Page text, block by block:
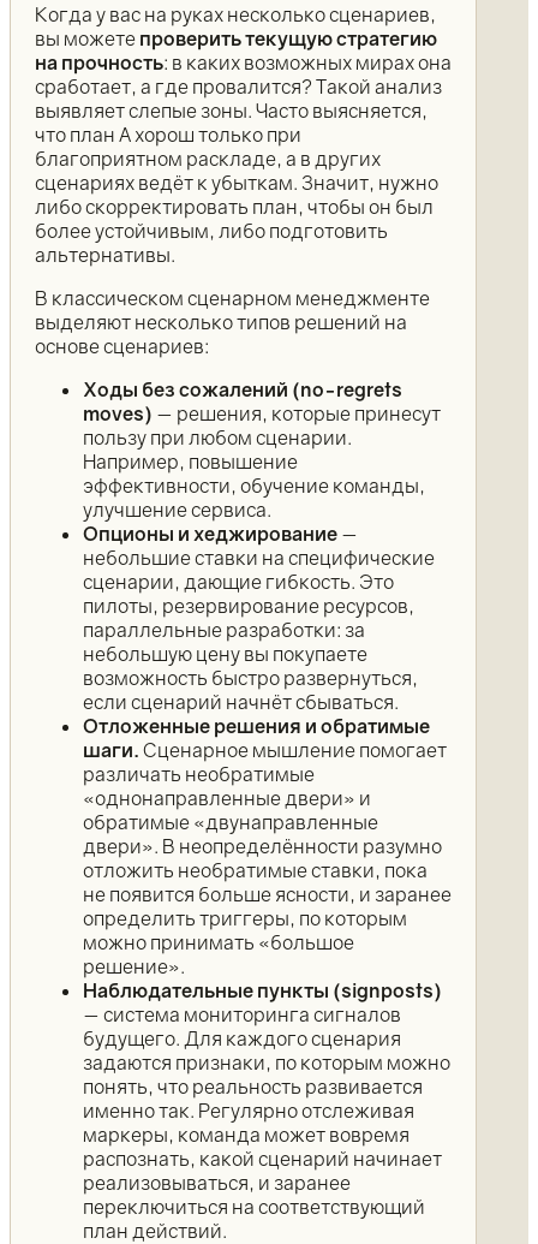
Когда у вас на руках несколько сценариев,
вы можете проверить текущую стратегию
на прочность: в каких возможных мирах она
сработает, а где провалится? Такой анализ
выявляет слепые зоны. Часто выясняется,
что план A хорош только при
благоприятном раскладе, а в других
сценариях ведёт к убыткам. Значит, нужно
либо скорректировать план, чтобы он был
более устойчивым, либо подготовить
альтернативы.
В классическом сценарном менеджменте
выделяют несколько типов решений на
основе сценариев:
Ходы без сожалений (no-regrets
moves) — решения, которые принесут
пользу при любом сценарии.
Например, повышение
эффективности, обучение команды,
улучшение сервиса.
Опционы и хеджирование —
небольшие ставки на специфические
сценарии, дающие гибкость. Это
пилоты, резервирование ресурсов,
параллельные разработки: за
небольшую цену вы покупаете
возможность быстро развернуться,
если сценарий начнёт сбываться.
Отложенные решения и обратимые
шаги. Сценарное мышление помогает
различать необратимые
«однонаправленные двери» и
обратимые «двунаправленные
двери». В неопределённости разумно
отложить необратимые ставки, пока
не появится больше ясности, и заранее
определить триггеры, по которым
можно принимать «большое
решение».
Наблюдательные пункты (signposts)
— система мониторинга сигналов
будущего. Для каждого сценария
задаются признаки, по которым можно
понять, что реальность развивается
именно так. Регулярно отслеживая
маркеры, команда может вовремя
распознать, какой сценарий начинает
реализовываться, и заранее
переключиться на соответствующий
план действий.